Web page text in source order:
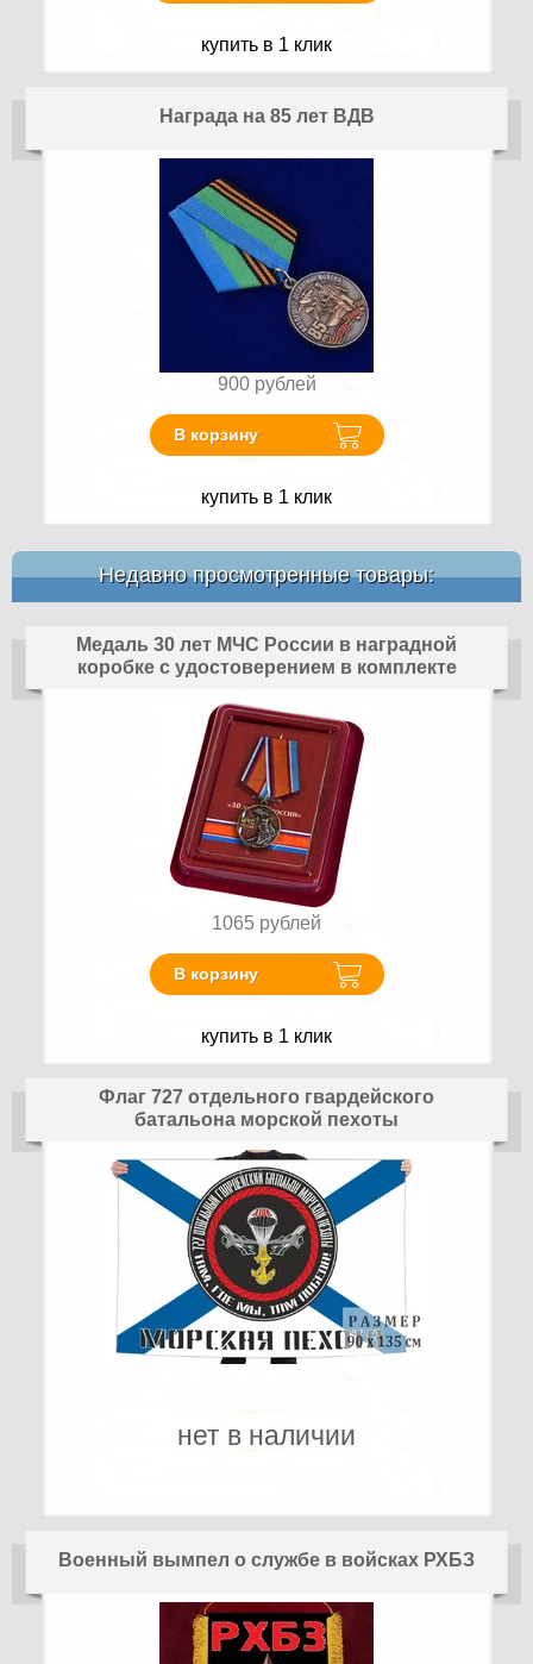
купить в 1 клик
Награда на 85 лет ВДВ
900 рублей
В корзину
купить в 1 клик
Недавно просмотренные товары:
Медаль 30 лет МЧС России в наградной
коробке с удостоверением в комплекте
1065 рублей
В корзину
купить в 1 клик
Флаг 727 отдельного гвардейского
батальона морской пехоты
нет в наличии
Военный вымпел о службе в войсках РХБЗ